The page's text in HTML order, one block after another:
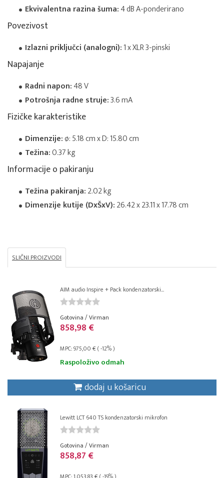
Ekvivalentna razina šuma:4 dB A-ponderirano
Povezivost
Izlazni priključci (analogni):1 x XLR 3-pinski
Napajanje
Radni napon:48 V
Potrošnja radne struje:3.6 mA
Fizičke karakteristike
Dimenzije:ø: 5.18 cm x D: 15.80 cm
Težina:0.37 kg
Informacije o pakiranju
Težina pakiranja:2.02 kg
Dimenzije kutije (DxŠxV):26.42 x 23.11 x 17.78 cm
SLIČNI PROIZVODI
AIM audio Inspire + Pack kondenzatorski...
Gotovina / Virman
858,98 €
MPC: 975,00 € ( -12% )
Raspoloživo odmah
dodaj u košaricu
Lewitt LCT 640 TS kondenzatorski mikrofon
Gotovina / Virman
858,87 €